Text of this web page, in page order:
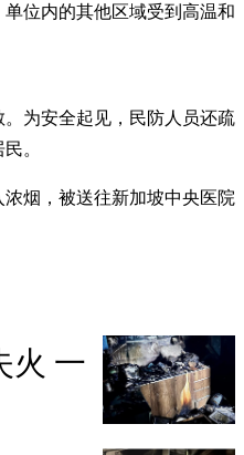
位内的其他区域受到高温和
为安全起见，民防人员还疏
。
烟，被送往新加坡中央医院
火 一